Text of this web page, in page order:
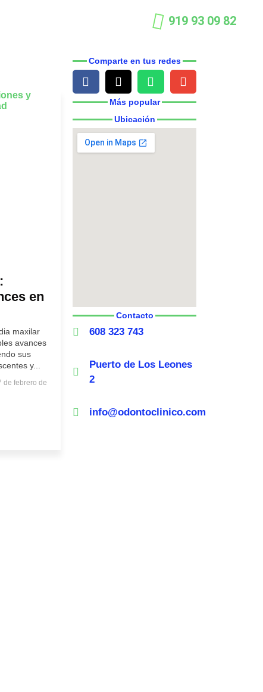
919 93 09 82
en
maxilar
avances
sus
y...
de febrero de
Comparte en tus redes
Más popular
Ubicación
Contacto
608 323 743
Puerto de Los Leones
2
info@odontoclinico.com